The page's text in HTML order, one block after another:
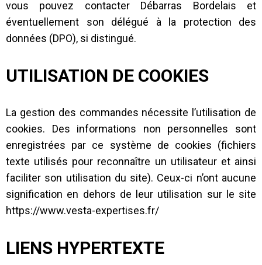
vous pouvez contacter Débarras Bordelais et
éventuellement son délégué à la protection des
données (DPO), si distingué.
UTILISATION DE COOKIES
La gestion des commandes nécessite l’utilisation de
cookies. Des informations non personnelles sont
enregistrées par ce système de cookies (fichiers
texte utilisés pour reconnaître un utilisateur et ainsi
faciliter son utilisation du site). Ceux-ci n’ont aucune
signification en dehors de leur utilisation sur le site
https://www.vesta-expertises.fr/
LIENS HYPERTEXTE